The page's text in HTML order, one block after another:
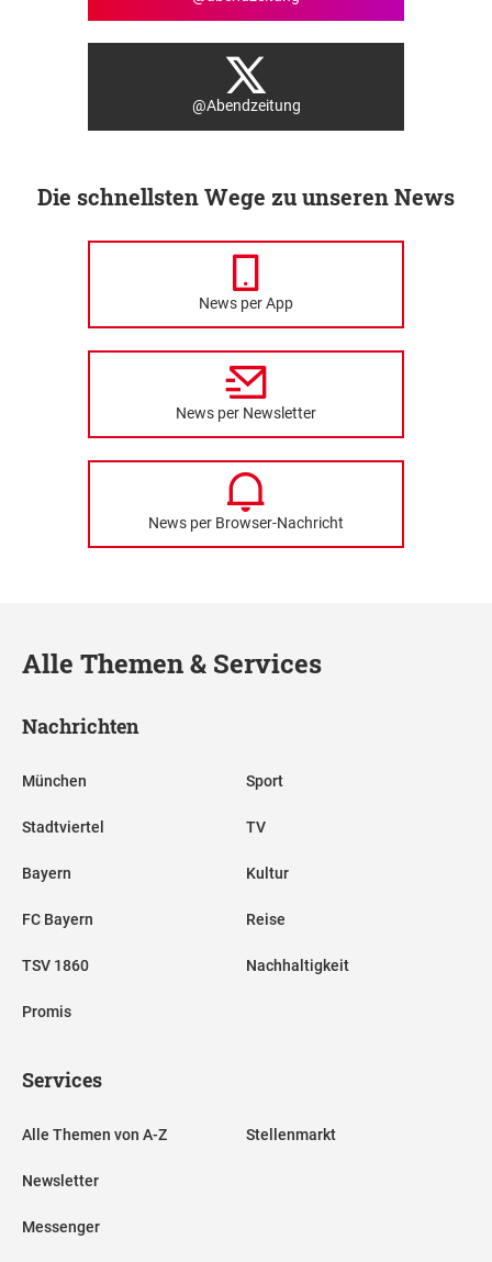
@Abendzeitung
Die schnellsten Wege zu unseren News
News per App
News per Newsletter
News per Browser-Nachricht
Alle Themen & Services
Nachrichten
München
Stadtviertel
Bayern
FC Bayern
TSV 1860
Promis
Sport
TV
Kultur
Reise
Nachhaltigkeit
Services
Alle Themen von A-Z
Newsletter
Messenger
Stellenmarkt